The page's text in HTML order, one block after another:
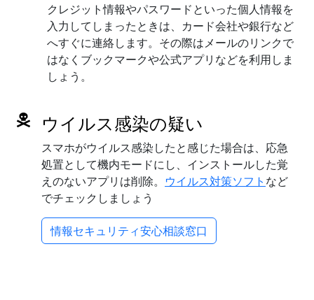
クレジット情報やパスワードといった個人情報を
入力してしまったときは、カード会社や銀行など
へすぐに連絡します。その際はメールのリンクで
はなくブックマークや公式アプリなどを利用しま
しょう。
ウイルス感染の疑い
スマホがウイルス感染したと感じた場合は、応急
処置として機内モードにし、インストールした覚
えのないアプリは削除。 ウイルス対策ソフト など
でチェックしましょう
情報セキュリティ安心相談窓口